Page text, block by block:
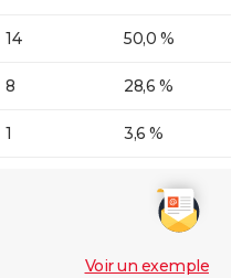
14 50,0 %
8 28,6 %
1 3,6 %
Voir un exemple